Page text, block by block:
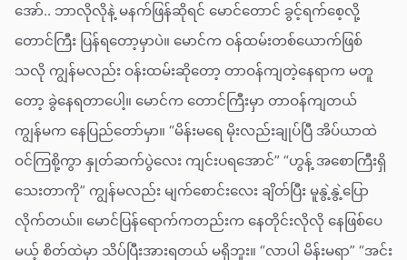
အော်.. ဘာလိုလိုနဲ့ မနက်ဖြန်ဆိုရင် မောင်တောင် ခွင့်ရက်စေ့လို့
တောင်ကြီး ပြန်ရတော့မှာပဲ။ မောင်က ဝန်ထမ်းတစ်ယောက်ဖြစ်
သလို ကျွန်မလည်း ဝန်းထမ်းဆိုတော့ တာဝန်ကျတဲ့နေရာက မတူ
တော့ ခွဲနေရတာပေါ့။ မောင်က တောင်ကြီးမှာ တာဝန်ကျတယ်
ကျွန်မက နေပြည်တော်မှာ။ “မိန်းမရေ မိုးလည်းချုပ်ပြီ အိပ်ယာထဲ
ဝင်ကြစို့ကွာ နှုတ်ဆက်ပွဲလေး ကျင်းပရအောင်” “ဟွန့် အစောကြီးရှိ
သေးတာကို” ကျွန်မလည်း မျက်စောင်းလေး ချိတ်ပြီး မူနွဲ့နွဲ့ပြော
လိုက်တယ်။ မောင်ပြန်ရောက်ကတည်းက နေတိုင်းလိုလို နေဖြစ်ပေ
မယ့် စိတ်ထဲမှာ သိပ်ပြီးအားရတယ် မရှိဘူး။ “လာပါ မိန်းမရာ” “အင်း